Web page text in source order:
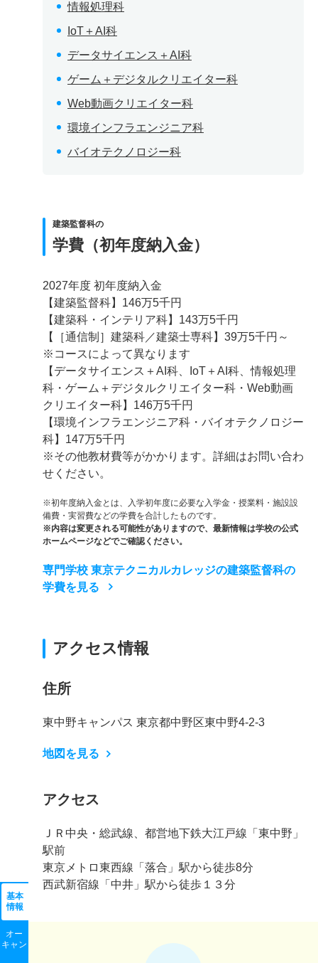
基本
情報
オー
キャン
情報処理科
IoT＋AI科
データサイエンス＋AI科
ゲーム＋デジタルクリエイター科
Web動画クリエイター科
環境インフラエンジニア科
バイオテクノロジー科
建築監督科の
学費（初年度納入金）
2027年度 初年度納入金
【建築監督科】146万5千円
【建築科・インテリア科】143万5千円
【［通信制］建築科／建築士専科】39万5千円～
※コースによって異なります
【データサイエンス＋AI科、IoT＋AI科、情報処理
科・ゲーム＋デジタルクリエイター科・Web動画
クリエイター科】146万5千円
【環境インフラエンジニア科・バイオテクノロジー
科】147万5千円
※その他教材費等がかかります。詳細はお問い合わ
せください。
※初年度納入金とは、入学初年度に必要な入学金・授業料・施設設
備費・実習費などの学費を合計したものです。
※内容は変更される可能性がありますので、最新情報は学校の公式
ホームページなどでご確認ください。
専門学校 東京テクニカルカレッジの建築監督科の
学費を見る
アクセス情報
住所
東中野キャンパス 東京都中野区東中野4-2-3
地図を見る
アクセス
ＪＲ中央・総武線、都営地下鉄大江戸線「東中野」
駅前
東京メトロ東西線「落合」駅から徒歩8分
西武新宿線「中井」駅から徒歩１３分